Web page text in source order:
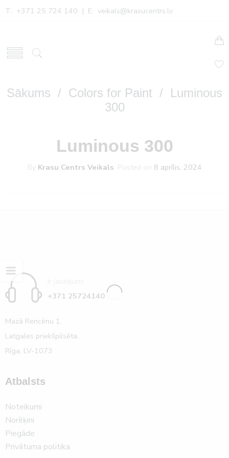
T: +371 25 724 140 | E: veikals@krasucentrs.lv
Sākums / Colors for Paint / Luminous
300
Luminous 300
By Krasu Centrs Veikals Posted on 8 aprīlis, 2024
+371 25724140
Mazā Rencēnu 1,
Latgales priekšpilsēta,
Rīga, LV-1073
Atbalsts
Noteikumi
Norēķini
Piegāde
Privātuma politika